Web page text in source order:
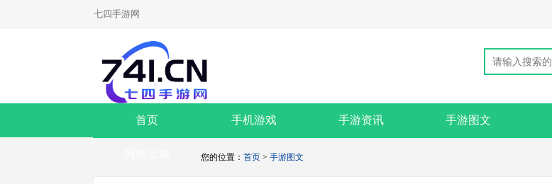
七四手游网
首页 手机游戏 手游资讯 手游图文
您的位置： 首页 > 手游图文